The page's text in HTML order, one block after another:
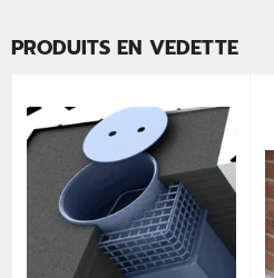
PRODUITS EN VEDETTE